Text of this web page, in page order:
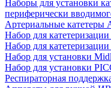
Наборы для установки
периферически
Артериальные катетеры
Набор для
Набор для
Набор для установки
Набор для установки
Респираторная